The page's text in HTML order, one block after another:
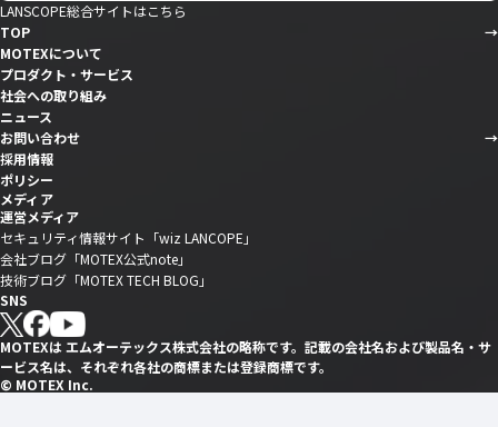
LANSCOPE総合サイトはこちら
TOP
MOTEXについて
プロダクト・サービス
社会への取り組み
ニュース
お問い合わせ
採用情報
ポリシー
メディア
運営メディア
セキュリティ情報サイト「wiz LANCOPE」
会社ブログ「MOTEX公式note」
技術ブログ「MOTEX TECH BLOG」
SNS
MOTEXは エムオーテックス株式会社の略称です。記載の会社名および製品名・サ
ービス名は、それぞれ各社の商標または登録商標です。
© MOTEX Inc.